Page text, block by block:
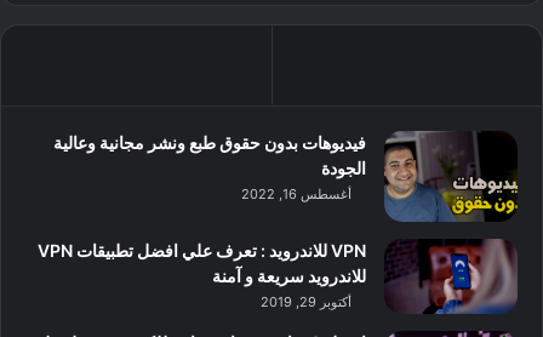
فيديوهات بدون حقوق طبع ونشر مجانية وعالية
الجودة
أغسطس 16, 2022
VPN للاندرويد : تعرف علي افضل تطبيقات VPN
للاندرويد سريعة و آمنة
أكتوبر 29, 2019